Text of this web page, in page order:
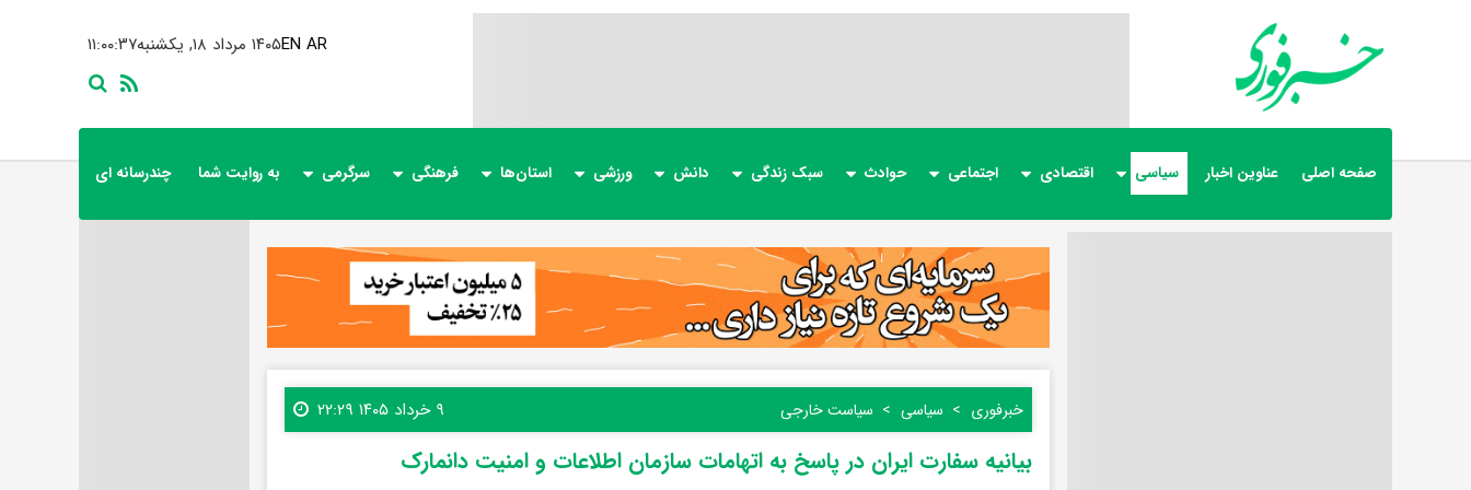
۱۱:۰۰:۳۹ ۱۴۰۵ مرداد ۱۸, یکشنبهEN AR
صفحه اصلی عناوین اخبار سیاسی اقتصادی اجتماعی حوادث سبک زندگی دانش ورزشی استان‌ها فرهنگی سرگرمی به روایت شما چندرسانه ای
خبرفوری سیاسی سیاست خارجی ۹ خرداد ۱۴۰۵ ۲۲:۲۹
بیانیه سفارت ایران در پاسخ به اتهامات سازمان اطلاعات و امنیت دانمارک